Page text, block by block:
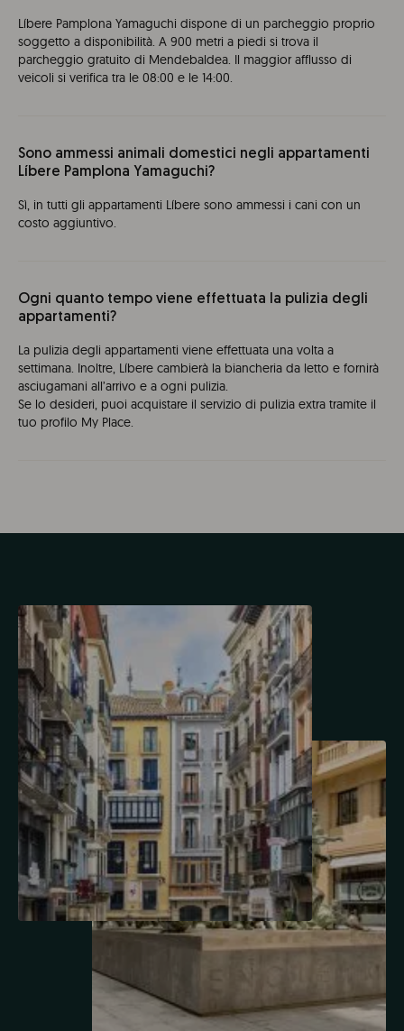
Líbere Pamplona Yamaguchi dispone di un parcheggio proprio
soggetto a disponibilità. A 900 metri a piedi si trova il
parcheggio gratuito di Mendebaldea. Il maggior afflusso di
veicoli si verifica tra le 08:00 e le 14:00.
Sono ammessi animali domestici negli appartamenti
Líbere Pamplona Yamaguchi?
Sì, in tutti gli appartamenti Líbere sono ammessi i cani con un
costo aggiuntivo.
Ogni quanto tempo viene effettuata la pulizia degli
appartamenti?
La pulizia degli appartamenti viene effettuata una volta a
settimana. Inoltre, Líbere cambierà la biancheria da letto e fornirà
asciugamani all’arrivo e a ogni pulizia.
Se lo desideri, puoi acquistare il servizio di pulizia extra tramite il
tuo profilo My Place.